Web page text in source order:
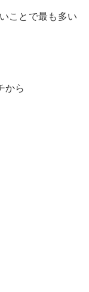
ことで最も多い
から